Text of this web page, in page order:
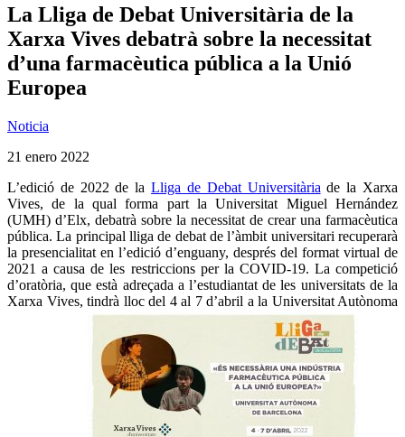
La Lliga de Debat Universitària de la
Xarxa Vives debatrà sobre la necessitat
d’una farmacèutica pública a la Unió
Europea
Noticia
21 enero 2022
L’edició de 2022 de laLliga de Debat Universitària de la Xarxa
Vives, de la qual forma part la Universitat Miguel Hernández
(UMH) d’Elx, debatrà sobre la necessitat de crear una farmacèutica
pública. La principal lliga de debat de l’àmbit universitari recuperarà
la presencialitat en l’edició d’enguany, després del format virtual de
2021 a causa de les restriccions per la COVID-19. La competició
d’oratòria, que està adreçada a l’estudiantat de les universitats de la
Xarxa Vives, tindrà lloc del 4 al 7 d’abril a la Universitat Autònoma